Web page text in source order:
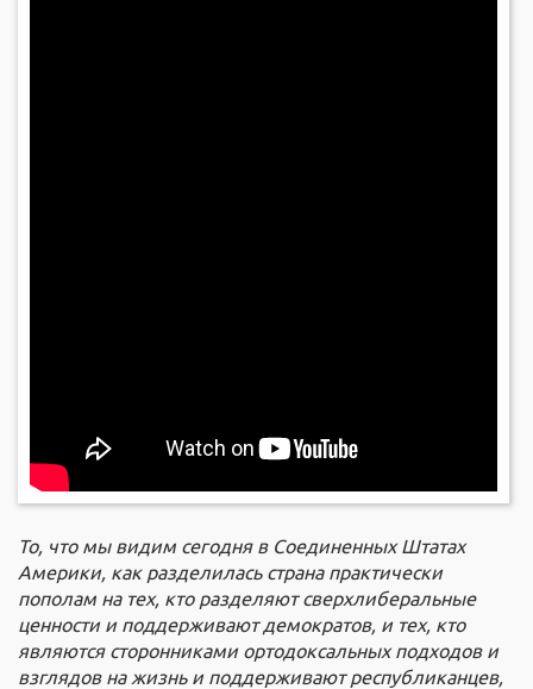
То, что мы видим сегодня в Соединенных Штатах
Америки, как разделилась страна практически
пополам на тех, кто разделяют сверхлиберальные
ценности и поддерживают демократов, и тех, кто
являются сторонниками ортодоксальных подходов и
взглядов на жизнь и поддерживают республиканцев,